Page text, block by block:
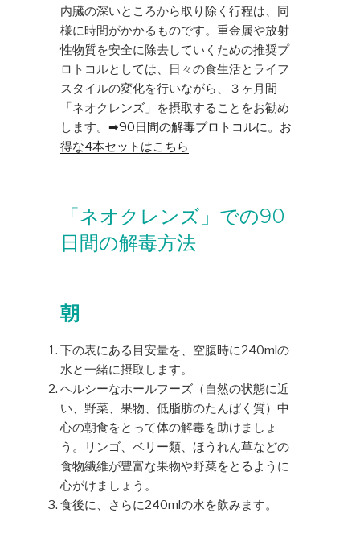
内臓の深いところから取り除く行程は、同
様に時間がかかるものです。重金属や放射
性物質を安全に除去していくための推奨プ
ロトコルとしては、日々の食生活とライフ
スタイルの変化を行いながら、３ヶ月間
「ネオクレンズ」を摂取することをお勧め
します。 ➡90日間の解毒プロトコルに。お
得な4本セットはこちら
「ネオクレンズ」での90
日間の解毒方法
朝
下の表にある目安量を、空腹時に240mlの
水と一緒に摂取します。
ヘルシーなホールフーズ（自然の状態に近
い、野菜、果物、低脂肪のたんぱく質）中
心の朝食をとって体の解毒を助けましょ
う。リンゴ、ベリー類、ほうれん草などの
食物繊維が豊富な果物や野菜をとるように
心がけましょう。
食後に、さらに240mlの水を飲みます。